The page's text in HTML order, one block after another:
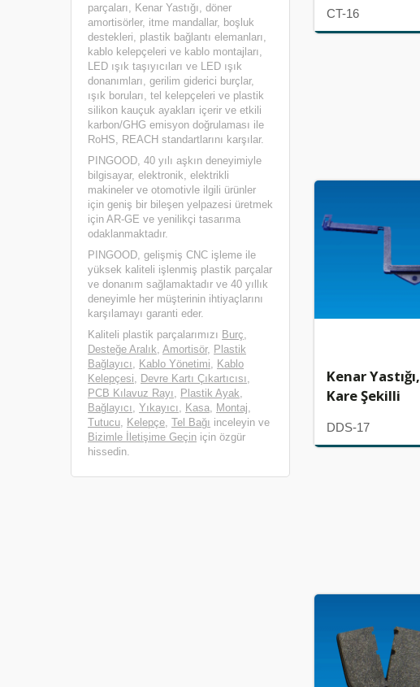
parçaları, Kenar Yastığı, döner
amortisörler, itme mandallar, boşluk
destekleri, plastik bağlantı elemanları,
kablo kelepçeleri ve kablo montajları,
LED ışık taşıyıcıları ve LED ışık
donanımları, gerilim giderici burçlar,
ışık boruları, tel kelepçeleri ve plastik
silikon kauçuk ayakları içerir ve etkili
karbon/GHG emisyon doğrulaması ile
RoHS, REACH standartlarını karşılar.
PINGOOD, 40 yılı aşkın deneyimiyle
bilgisayar, elektronik, elektrikli
makineler ve otomotivle ilgili ürünler
için geniş bir bileşen yelpazesi üretmek
için AR-GE ve yenilikçi tasarıma
odaklanmaktadır.
PINGOOD, gelişmiş CNC işleme ile
yüksek kaliteli işlenmiş plastik parçalar
ve donanım sağlamaktadır ve 40 yıllık
deneyimle her müşterinin ihtiyaçlarını
karşılamayı garanti eder.
Kaliteli plastik parçalarımızı Burç,
Desteğe Aralık, Amortisör, Plastik
Bağlayıcı, Kablo Yönetimi, Kablo
Kelepçesi, Devre Kartı Çıkartıcısı,
PCB Kılavuz Rayı, Plastik Ayak,
Bağlayıcı, Yıkayıcı, Kasa, Montaj,
Tutucu, Kelepçe, Tel Bağı inceleyin ve
Bizimle İletişime Geçin için özgür
hissedin.
CT-16
Kenar Yastığı,
Kare Şekilli
DDS-17